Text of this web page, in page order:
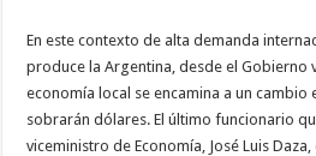
En este contexto de alta demanda
produce la Argentina, desde el Gobierno
economía local se encamina a un cambio
sobrarán dólares. El último funcionario
viceministro de Economía, José Luis